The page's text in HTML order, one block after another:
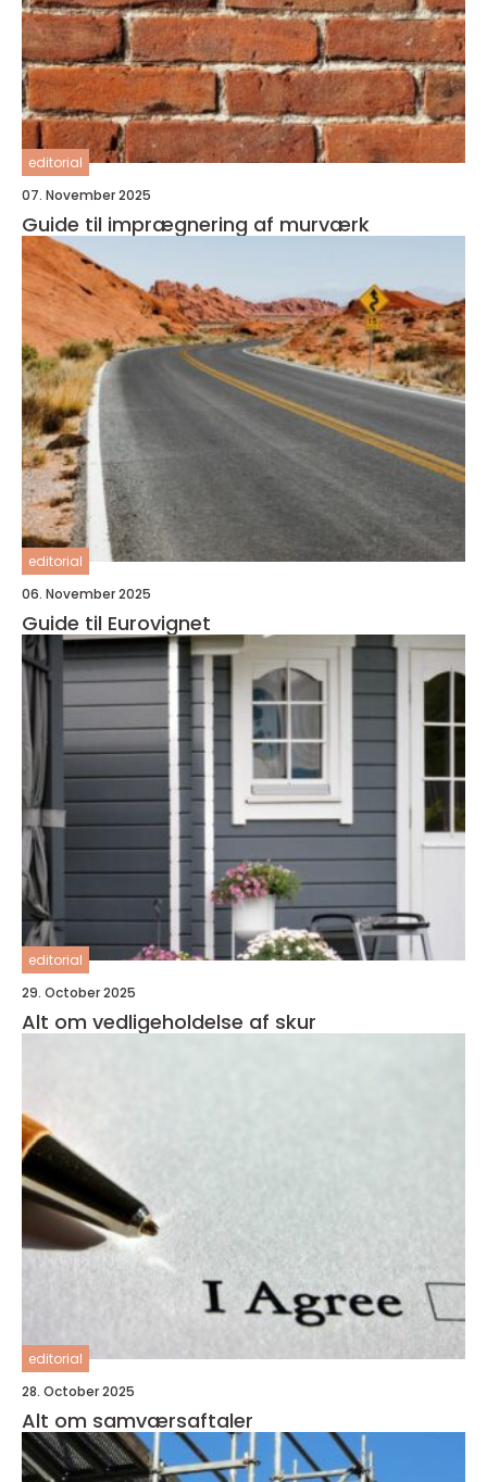
editorial
07. November 2025
Guide til imprægnering af murværk
editorial
06. November 2025
Guide til Eurovignet
editorial
29. October 2025
Alt om vedligeholdelse af skur
editorial
28. October 2025
Alt om samværsaftaler